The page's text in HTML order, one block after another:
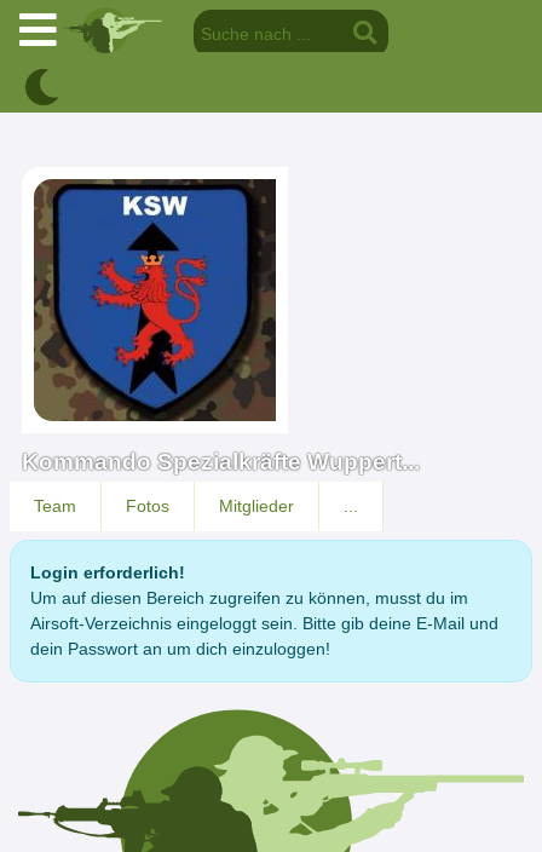
Kommando Spezialkräfte Wuppert...
Team Fotos Mitglieder
Login erforderlich!
Um auf diesen Bereich zugreifen zu können, musst du im
Airsoft-Verzeichnis eingeloggt sein. Bitte gib deine E-Mail und
dein Passwort an um dich einzuloggen!